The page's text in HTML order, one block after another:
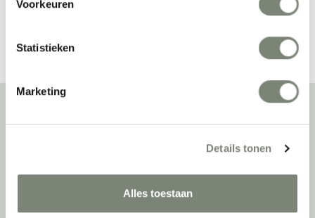
Voorkeuren
Statistieken
Marketing
Details tonen
Alles toestaan
passie en enthousiasme in om juist dat voor onze klanten te
realiseren: de allerbeste werkomgeving. En dat doen we niet alleen